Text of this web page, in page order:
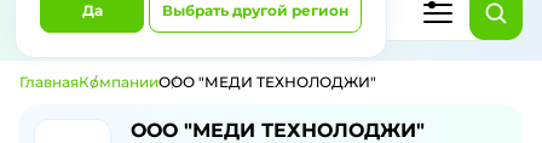
Да Выбрать другой регион
ГлавнаяКомпанииООО "МЕДИ ТЕХНОЛОДЖИ"
ООО "МЕДИ ТЕХНОЛОДЖИ"